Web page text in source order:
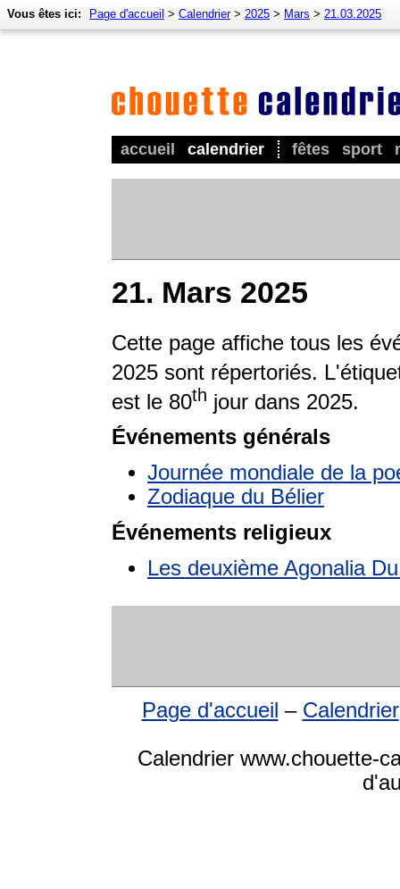
accueil calendrier fêtes sport
Vous êtes ici: Page d'accueil > Calendrier> 2025 > Mars > 21.03.2025
21. Mars 2025
Cette page affiche tous les
2025 sont répertoriés.
est le 80th jour dans 2025.
Événements générals
Journée mondiale de la
Zodiaque du Bélier
Événements religieux
Les deuxième Agonalia
Page d'accueil – Calendrier
Calendrier www.chouette-